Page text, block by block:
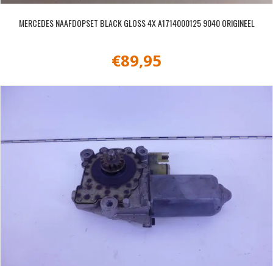
MERCEDES NAAFDOPSET BLACK GLOSS 4X A1714000125 9040 ORIGINEEL
€89,95